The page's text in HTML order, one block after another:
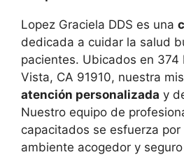
Lopez Graciela DDS es una
dedicada a cuidar la salud
pacientes. Ubicados en 374
Vista, CA 91910, nuestra
atención personalizada y
Nuestro equipo de
capacitados se esfuerza
ambiente acogedor y